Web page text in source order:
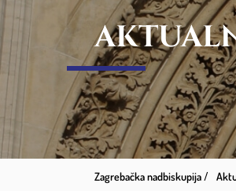
Zagrebačka nadbiskupija